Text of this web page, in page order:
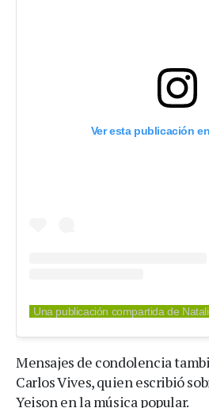
Ver esta publicación
Mensajes de condolencia
Carlos Vives, quien escribió
Yeison en la música popular.